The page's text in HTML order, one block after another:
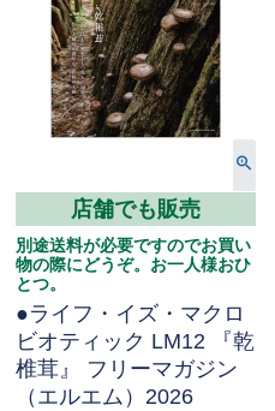
店舗でも販売
別途送料が必要ですのでお買い
物の際にどうぞ。お一人様おひ
とつ。
●ライフ・イズ・マクロ
ビオティック LM12 『乾
椎茸』 フリーマガジン
（エルエム）2026